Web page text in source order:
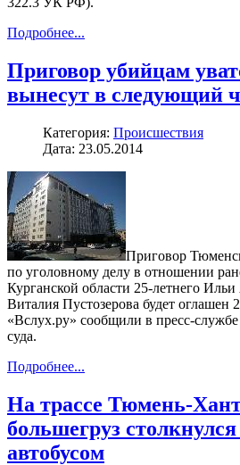
Подробнее...
Приговор убийцам
вынесут в следующий
Категория: Происшествия
Дата: 23.05.2014
Приговор
по уголовному делу в отношении
Курганской области 25-летнего
Виталия Пустозерова будет оглашен
«Вслух.ру» сообщили в пресс-
суда.
Подробнее...
На трассе Тюмень-
большегруз
автобусом